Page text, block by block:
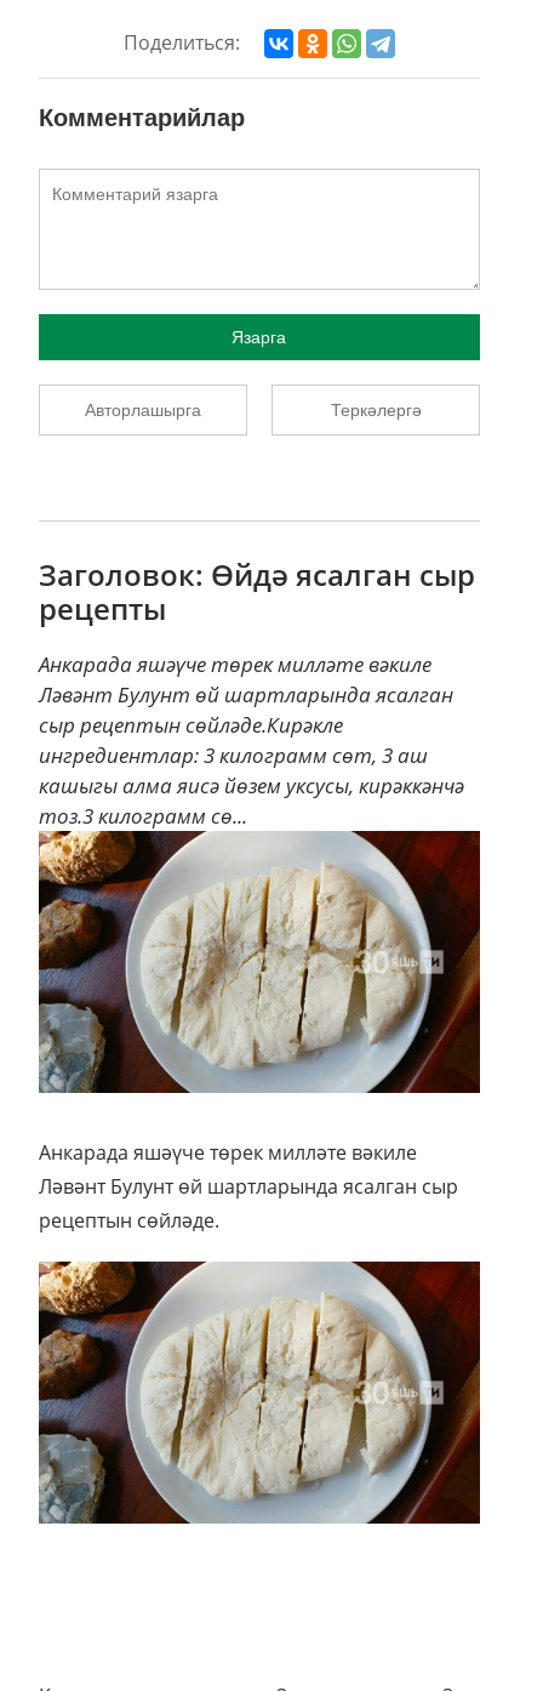
Поделиться:
Комментарийлар
Язарга
Авторлашырга Теркәлергә
Заголовок: Өйдә ясалган сыр
рецепты
Анкарада яшәүче төрек милләте вәкиле
Ләвәнт Булунт өй шартларында ясалган
сыр рецептын сөйләде.Кирәкле
ингредиентлар: 3 килограмм сөт, 3 аш
кашыгы алма яисә йөзем уксусы, кирәккәнчә
тоз.3 килограмм сө...
Анкарада яшәүче төрек милләте вәкиле
Ләвәнт Булунт өй шартларында ясалган сыр
рецептын сөйләде.